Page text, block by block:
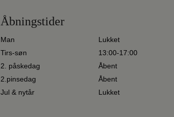
Åbningstider
Man
Tirs-søn
2. påskedag
2.pinsedag
Jul & nytår
Lukket
13:00-17:00
Åbent
Åbent
Lukket